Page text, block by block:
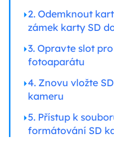
2. Odemknout
zámek karty SD
3. Opravte slot
fotoaparátu
4. Znovu vložte
kameru
5. Přístup k
formátování SD